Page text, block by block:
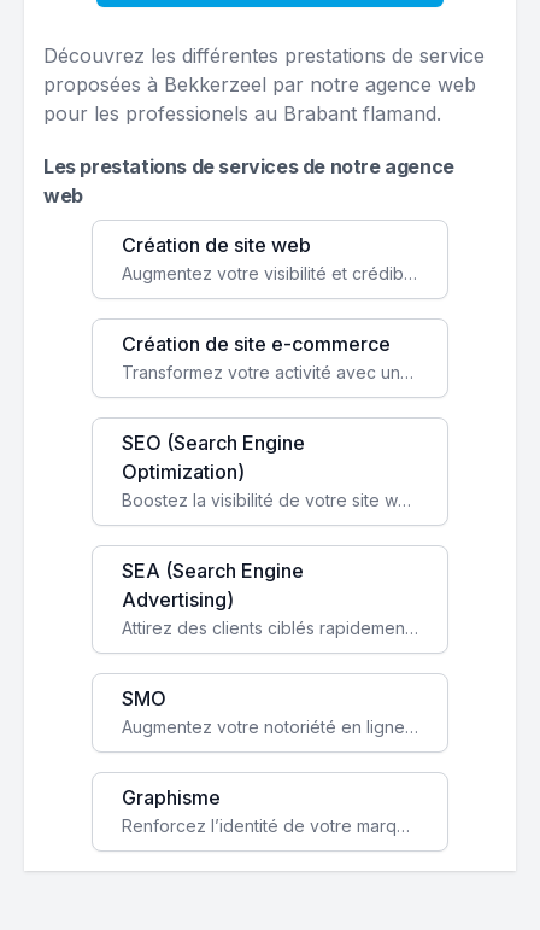
Découvrez les différentes prestations de service
proposées à Bekkerzeel par notre agence web
pour les professionels au Brabant flamand.
Les prestations de services de notre agence
web
Création de site web
Augmentez votre visibilité et crédibilité en ligne avec un site web performant, conçu pour attirer plus de clients.
Création de site e-commerce
Transformez votre activité avec une boutique en ligne, accessible à l'échelle mondiale 24/7.
SEO (Search Engine
Optimization)
Boostez la visibilité de votre site web sur Google et attirez du trafic qualifié grâce à nos stratégies SEO.
SEA (Search Engine
Advertising)
Attirez des clients ciblés rapidement avec des campagnes publicitaires payantes optimisées pour vos objectifs.
SMO
Augmentez votre notoriété en ligne et stimulez la croissance de votre entreprise grâce à une stratégie sociale sur mesure.
Graphisme
Renforcez l’identité de votre marque avec un design unique qui capte l’attention et engage vos clients.